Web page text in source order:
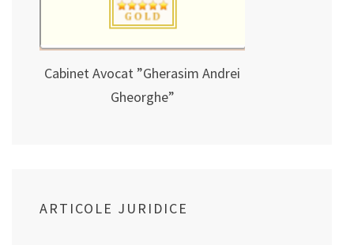
Cabinet Avocat ”Gherasim Andrei
Gheorghe”
ARTICOLE JURIDICE